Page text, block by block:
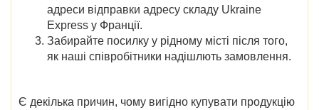
адреси відправки адресу складу Ukraine
Express у Франції.
Забирайте посилку у рідному місті після того,
як наші співробітники надішлють замовлення.
Є декілька причин, чому вигідно купувати продукцію